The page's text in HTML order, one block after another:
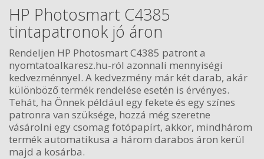
HP Photosmart C4385
tintapatronok jó áron
Rendeljen HP Photosmart C4385 patront a
nyomtatoalkaresz.hu-ról azonnali mennyiségi
kedvezménnyel. A kedvezmény már két darab, akár
különböző termék rendelése esetén is érvényes.
Tehát, ha Önnek például egy fekete és egy színes
patronra van szüksége, hozzá még szeretne
vásárolni egy csomag fotópapírt, akkor, mindhárom
termék automatikusa a három darabos áron kerül
majd a kosárba.